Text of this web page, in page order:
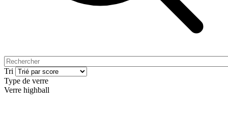
Tri
Type de verre
Verre highball